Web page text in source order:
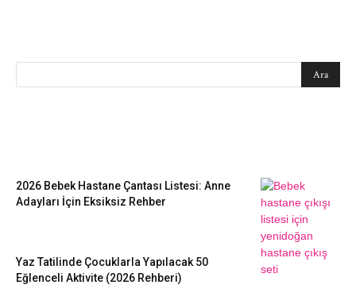
2026 Bebek Hastane Çantası Listesi: Anne
Adayları İçin Eksiksiz Rehber
Yaz Tatilinde Çocuklarla Yapılacak 50
Eğlenceli Aktivite (2026 Rehberi)